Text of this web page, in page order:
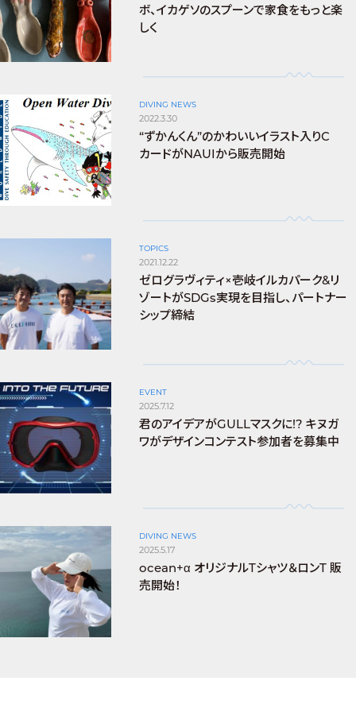
ボ、イカゲソのスプーンで家食をもっと楽
しく
DIVING NEWS
2022.3.30
“ずかんくん”のかわいいイラスト入りC
カードがNAUIから販売開始
TOPICS
2021.12.22
ゼログラヴィティ×壱岐イルカパーク&リ
ゾートがSDGs実現を目指し、パートナー
シップ締結
EVENT
2025.7.12
君のアイデアがGULLマスクに!? キヌガ
ワがデザインコンテスト参加者を募集中
DIVING NEWS
2025.5.17
ocean+α オリジナルTシャツ＆ロンT 販
売開始！